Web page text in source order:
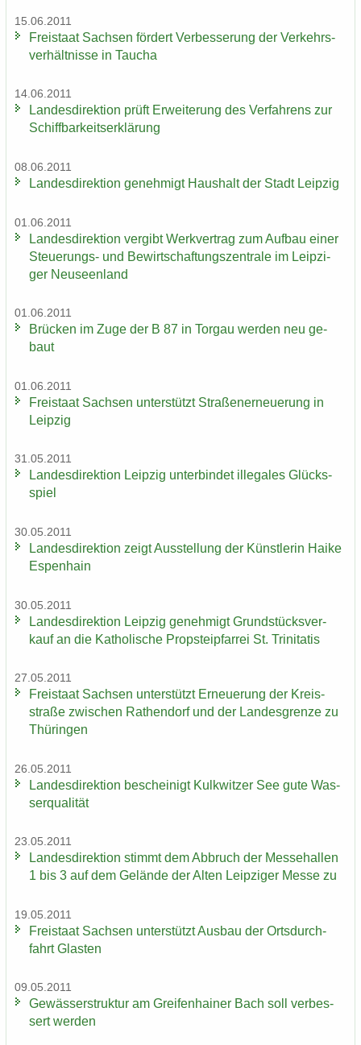
15.06.2011
Frei­staat Sach­sen för­dert Ver­bes­se­rung der Ver­kehrs­
ver­hält­nis­se in Tau­cha
14.06.2011
Lan­des­di­rek­ti­on prüft Er­wei­te­rung des Ver­fah­rens zur
Schiff­bar­keits­er­klä­rung
08.06.2011
Lan­des­di­rek­ti­on ge­neh­migt Haus­halt der Stadt Leip­zig
01.06.2011
Lan­des­di­rek­ti­on ver­gibt Werk­ver­trag zum Auf­bau einer
Steuerungs-​ und Be­wirt­schaf­tungs­zen­tra­le im Leip­zi­
ger Neu­seen­land
01.06.2011
Brü­cken im Zuge der B 87 in Tor­gau wer­den neu ge­
baut
01.06.2011
Frei­staat Sach­sen un­ter­stützt Stra­ßen­er­neue­rung in
Leip­zig
31.05.2011
Lan­des­di­rek­ti­on Leip­zig un­ter­bin­det il­le­ga­les Glücks­
spiel
30.05.2011
Lan­des­di­rek­ti­on zeigt Aus­stel­lung der Künst­le­rin Haike
Es­pen­hain
30.05.2011
Lan­des­di­rek­ti­on Leip­zig ge­neh­migt Grund­stücks­ver­
kauf an die Ka­tho­li­sche Propstei­pfar­rei St. Tri­ni­ta­tis
27.05.2011
Frei­staat Sach­sen un­ter­stützt Er­neue­rung der Kreis­
stra­ße zwi­schen Ra­then­dorf und der Lan­des­gren­ze zu
Thü­rin­gen
26.05.2011
Lan­des­di­rek­ti­on be­schei­nigt Kulk­wit­zer See gute Was­
ser­qua­li­tät
23.05.2011
Lan­des­di­rek­ti­on stimmt dem Ab­bruch der Mes­se­hal­len
1 bis 3 auf dem Ge­län­de der Alten Leip­zi­ger Messe zu
19.05.2011
Frei­staat Sach­sen un­ter­stützt Aus­bau der Orts­durch­
fahrt Glas­ten
09.05.2011
Ge­wäs­ser­struk­tur am Grei­fen­hai­ner Bach soll ver­bes­
sert wer­den